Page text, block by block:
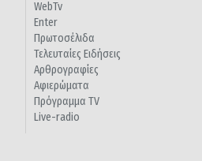
WebTv
Enter
Πρωτοσέλιδα
Τελευταίες Ειδήσεις
Αρθρογραφίες
Αφιερώματα
Πρόγραμμα TV
Live-radio